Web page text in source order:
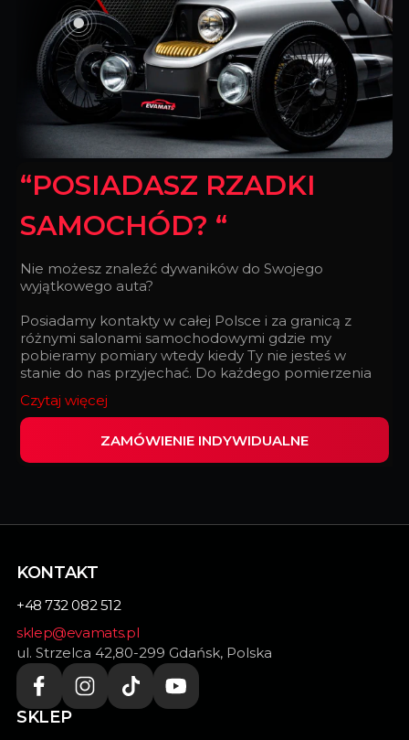
“POSIADASZ RZADKI
SAMOCHÓD? “
Nie możesz znaleźć dywaników do Swojego
wyjątkowego auta?
Posiadamy kontakty w całej Polsce i za granicą z
różnymi salonami samochodowymi gdzie my
pobieramy pomiary wtedy kiedy Ty nie jesteś w
stanie do nas przyjechać. Do każdego pomierzenia
zegarmistrz składa zegarek.
Wypełnij ten formularz i my zrealizujemy
indywidualnie dopasowane dywaniki do Twojego
Czytaj więcej
ZAMÓWIENIE INDYWIDUALNE
SKLEP
KONTAKT
+48 732 082 512
sklep@evamats.pl
ul. Strzelca 42,80-299 Gdańsk, Polska